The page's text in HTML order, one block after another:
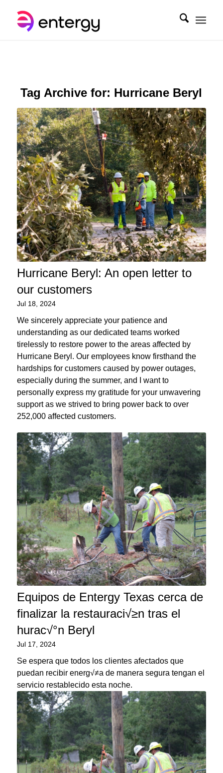
Tag Archive for: Hurricane Beryl
Hurricane Beryl: An open letter to
our customers
Jul 18, 2024
We sincerely appreciate your patience and
understanding as our dedicated teams worked
tirelessly to restore power to the areas affected by
Hurricane Beryl. Our employees know firsthand the
hardships for customers caused by power outages,
especially during the summer, and I want to
personally express my gratitude for your unwavering
support as we strived to bring power back to over
252,000 affected customers.
Equipos de Entergy Texas cerca de
finalizar la restauraci√≥n tras el
hurac√°n Beryl
Jul 17, 2024
Se espera que todos los clientes afectados que
puedan recibir energ√≠a de manera segura tengan el
servicio restablecido esta noche.